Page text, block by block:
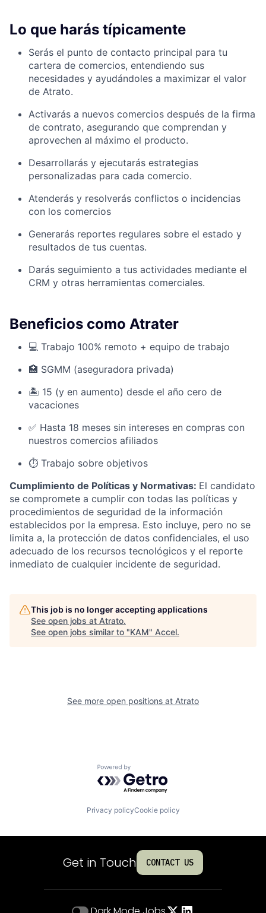
Lo que harás típicamente
Serás el punto de contacto principal para tu
cartera de comercios, entendiendo sus
necesidades y ayudándoles a maximizar el valor
de Atrato.
Activarás a nuevos comercios después de la firma
de contrato, asegurando que comprendan y
aprovechen al máximo el producto.
Desarrollarás y ejecutarás estrategias
personalizadas para cada comercio.
Atenderás y resolverás conflictos o incidencias
con los comercios
Generarás reportes regulares sobre el estado y
resultados de tus cuentas.
Darás seguimiento a tus actividades mediante el
CRM y otras herramientas comerciales.
Beneficios como Atrater
💻 Trabajo 100% remoto + equipo de trabajo
🏥 SGMM (aseguradora privada)
🏝 15 (y en aumento) desde el año cero de
vacaciones
✅ Hasta 18 meses sin intereses en compras con
nuestros comercios afiliados
⏱️ Trabajo sobre objetivos
Cumplimiento de Políticas y Normativas: El candidato
se compromete a cumplir con todas las políticas y
procedimientos de seguridad de la información
establecidos por la empresa. Esto incluye, pero no se
limita a, la protección de datos confidenciales, el uso
adecuado de los recursos tecnológicos y el reporte
inmediato de cualquier incidente de seguridad.
This job is no longer accepting applications
See open jobs at Atrato.
See open jobs similar to "KAM" Accel.
See more open positions at Atrato
Powered by Getro.com
Privacy policyCookie policy
Get in Touch CONTACT US